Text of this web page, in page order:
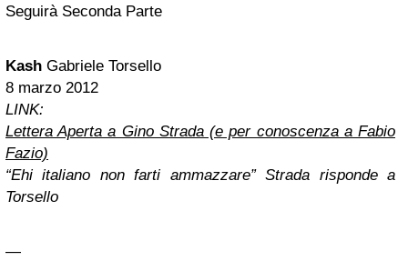
Seguirà Seconda Parte
Kash Gabriele Torsello
8 marzo 2012
LINK:
Lettera Aperta a Gino Strada (e per conoscenza a Fabio
Fazio)
“Ehi italiano non farti ammazzare” Strada risponde a
Torsello
—